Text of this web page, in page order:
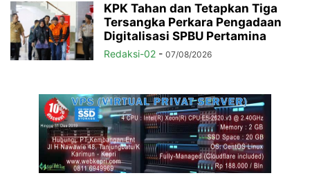
KPK Tahan dan Tetapkan Tiga
Tersangka Perkara Pengadaan
Digitalisasi SPBU Pertamina
Redaksi-02 - 07/08/2026